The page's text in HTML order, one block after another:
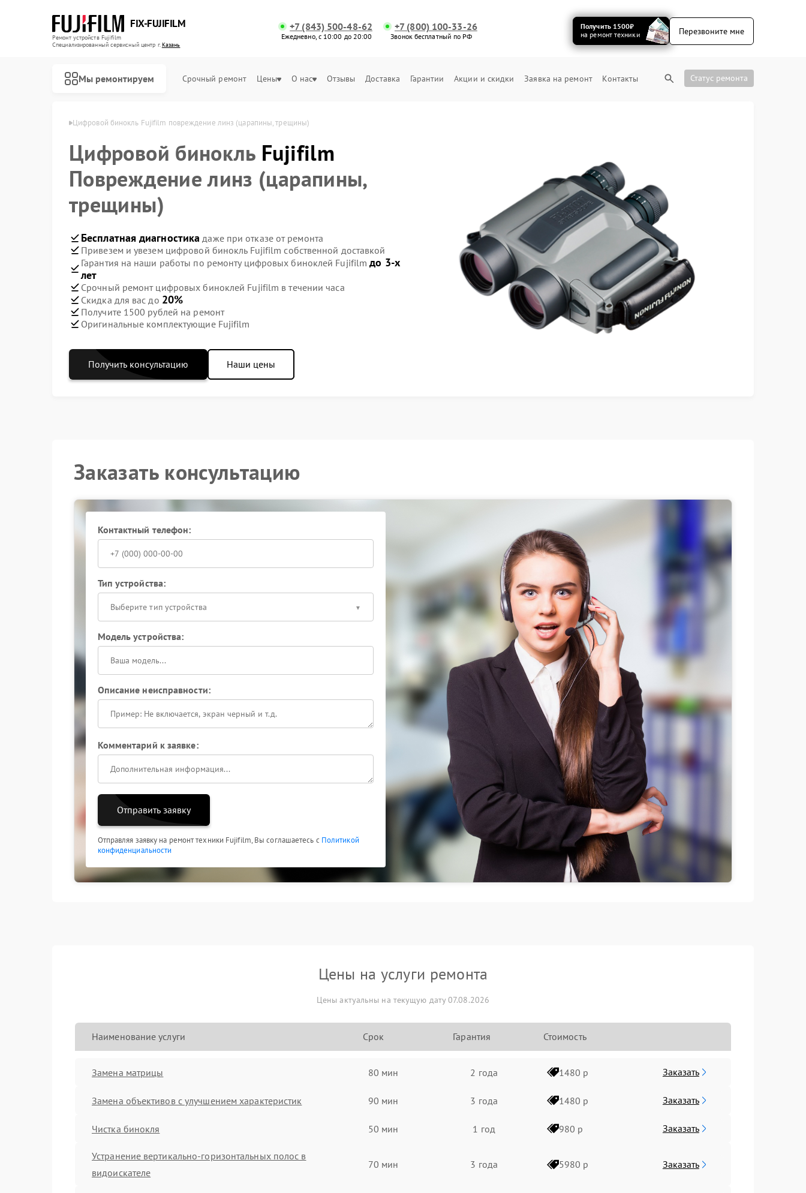
FIX-FUJIFILM
Ремонт устройств Fujifilm
Специализированный cервисный центр г.Казань
+7 (843) 500-48-62
Ежедневно, с 10:00 до 20:00
+7 (800) 100-33-26
Звонок бесплатный по РФ
Получить 1500₽
на ремонт техники
Перезвоните мне
Мы ремонтируем Срочный ремонт Цены О нас Отзывы Доставка Гарантии Акции и скидки Заявка на ремонт Контакты Статус ремонта
Цифровой бинокль Fujifilm повреждение линз (царапины, трещины)
Цифровой бинокль Fujifilm
Повреждение линз (царапины,
трещины)
Бесплатная диагностика даже при отказе от ремонта
Привезем и увезем цифровой бинокль Fujifilm собственной доставкой
Гарантия на наши работы по ремонту цифровых биноклей Fujifilmдо 3-х
лет
Срочный ремонт цифровых биноклей Fujifilm в течении часа
Скидка для вас до 20%
Получите 1500 рублей на ремонт
Оригинальные комплектующие Fujifilm
Получить консультацию Наши цены
Заказать консультацию
Контактный телефон:
Тип устройства:
Выберите тип устройства
Модель устройства:
Описание неисправности:
Комментарий к заявке:
Отправить заявку
Отправляя заявку на ремонт техники Fujifilm, Вы соглашаетесь с Политикой
конфиденциальности
Цены на услуги ремонта
Цены актуальны на текущую дату 07.08.2026
Наименование услуги Срок Гарантия Стоимость
Замена матрицы 80 мин 2 года 1480 р Заказать
Замена объективов с улучшением характеристик 90 мин 3 года 1480 р Заказать
Чистка бинокля 50 мин 1 год 980 р Заказать
Устранение вертикально-горизонтальных полос в
видоискателе
70 мин 3 года 5980 р Заказать